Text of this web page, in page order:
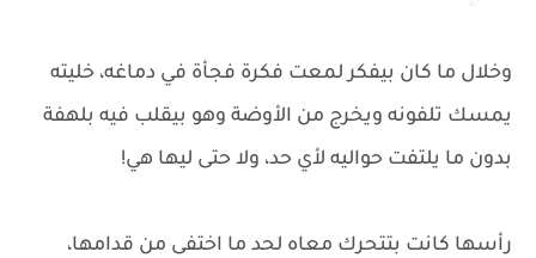
وخلال ما كان بيفكر لمعت فكرة فجأة في دماغه، خليته
يمسك تلفونه ويخرج من الأوضة وهو بيقلب فيه بلهفة
بدون ما يلتفت حواليه لأي حد، ولا حتى ليها هي!
رأسها كانت بتتحرك معاه لحد ما اختفى من قدامها،